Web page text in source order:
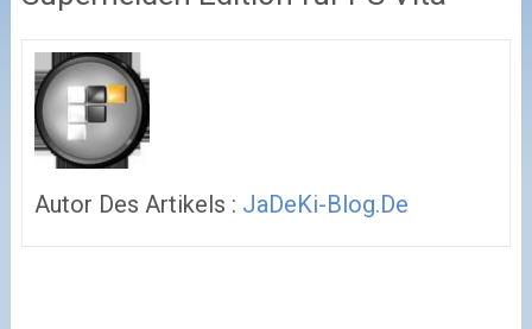
Autor Des Artikels : JaDeKi-Blog.de